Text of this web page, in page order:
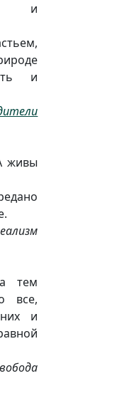
и
и
живы
тем
все,
и